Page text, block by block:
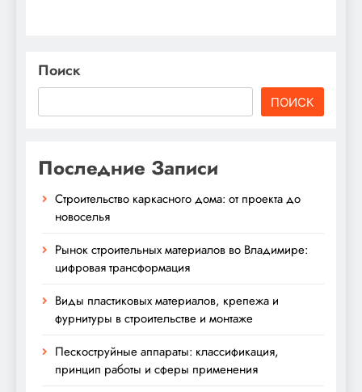
Поиск
ПОИСК
Последние Записи
Строительство каркасного дома: от проекта до
новоселья
Рынок строительных материалов во Владимире:
цифровая трансформация
Виды пластиковых материалов, крепежа и
фурнитуры в строительстве и монтаже
Пескоструйные аппараты: классификация,
принцип работы и сферы применения